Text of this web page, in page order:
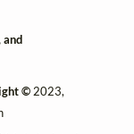
and
©2023,